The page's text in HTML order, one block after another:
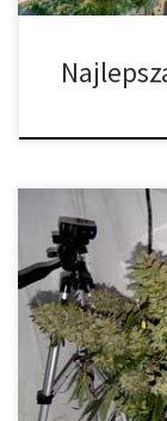
Różnica między
wiesz, że rośliny
męskie lub
żeńskimi
wytwarzają pąki.
żeńskie to pąki,